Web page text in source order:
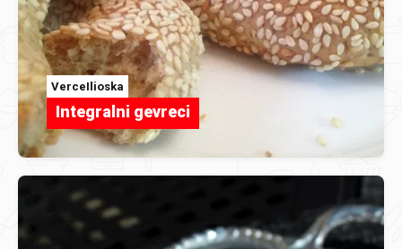
VerceIlioska
Integralni gevreci